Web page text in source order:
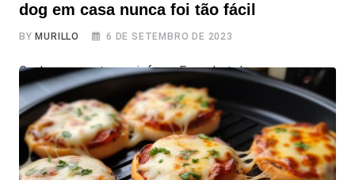
dog em casa nunca foi tão fácil
BY MURILLO 6 DE SETEMBRO DE 2023
Cachorro quente na air fryer: Fazer hot dog em casa
nunca foi tão fácil Vai me dizer que você nunca pensou
em cozinhar salsicha na air fryer? Sério, então fique
sabendo que dá certo e tem mais! você pode fazer um
cachorro quente na air fryer: Fazer hot dog em casa